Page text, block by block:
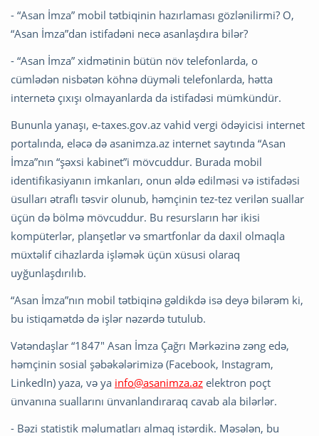
- “Asan İmza” mobil tətbiqinin hazırlaması gözlənilirmi? O,
“Asan İmza”dan istifadəni necə asanlaşdıra bilər?
- “Asan İmza” xidmətinin bütün növ telefonlarda, o
cümlədən nisbətən köhnə düyməli telefonlarda, hətta
internetə çıxışı olmayanlarda da istifadəsi mümkündür.
Bununla yanaşı, e-taxes.gov.az vahid vergi ödəyicisi internet
portalında, eləcə də asanimza.az internet saytında “Asan
İmza”nın “şəxsi kabinet”i mövcuddur. Burada mobil
identifikasiyanın imkanları, onun əldə edilməsi və istifadəsi
üsulları ətraflı təsvir olunub, həmçinin tez-tez verilən suallar
üçün də bölmə mövcuddur. Bu resursların hər ikisi
kompüterlər, planşetlər və smartfonlar da daxil olmaqla
müxtəlif cihazlarda işləmək üçün xüsusi olaraq
uyğunlaşdırılıb.
“Asan İmza”nın mobil tətbiqinə gəldikdə isə deyə bilərəm ki,
bu istiqamətdə də işlər nəzərdə tutulub.
Vətəndaşlar “1847" Asan İmza Çağrı Mərkəzinə zəng edə,
həmçinin sosial şəbəkələrimizə (Facebook, Instagram,
LinkedIn) yaza, və ya info@asanimza.az elektron poçt
ünvanına suallarını ünvanlandıraraq cavab ala bilərlər.
- Bəzi statistik məlumatları almaq istərdik. Məsələn, bu